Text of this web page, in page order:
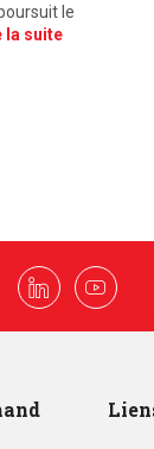
le
la suite
LinkedinYoutube